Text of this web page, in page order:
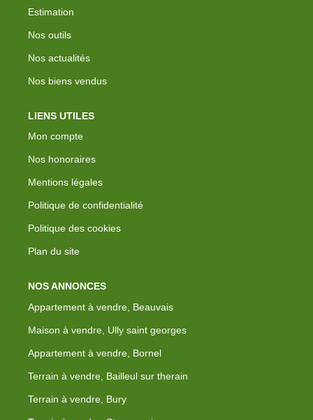
Estimation
Nos outils
Nos actualités
Nos biens vendus
LIENS UTILES
Mon compte
Nos honoraires
Mentions légales
Politique de confidentialité
Politique des cookies
Plan du site
NOS ANNONCES
Appartement à vendre, Beauvais
Maison à vendre, Ully saint georges
Appartement à vendre, Bornel
Terrain à vendre, Bailleul sur therain
Terrain à vendre, Bury